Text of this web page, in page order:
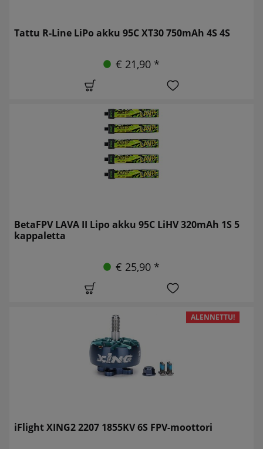
Tattu R-Line LiPo akku 95C XT30 750mAh 4S 4S
€ 21,90 *
BetaFPV LAVA II Lipo akku 95C LiHV 320mAh 1S 5
kappaletta
€ 25,90 *
ALENNETTU!
iFlight XING2 2207 1855KV 6S FPV-moottori